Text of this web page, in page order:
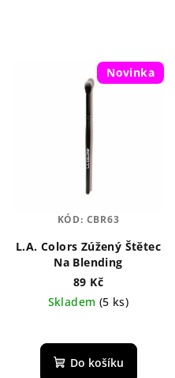
Novinka
L.A. Colors Zúžený Štětec
Na Blending
89 Kč
Skladem (5 ks)
Do košíku
KÓD: CBR63